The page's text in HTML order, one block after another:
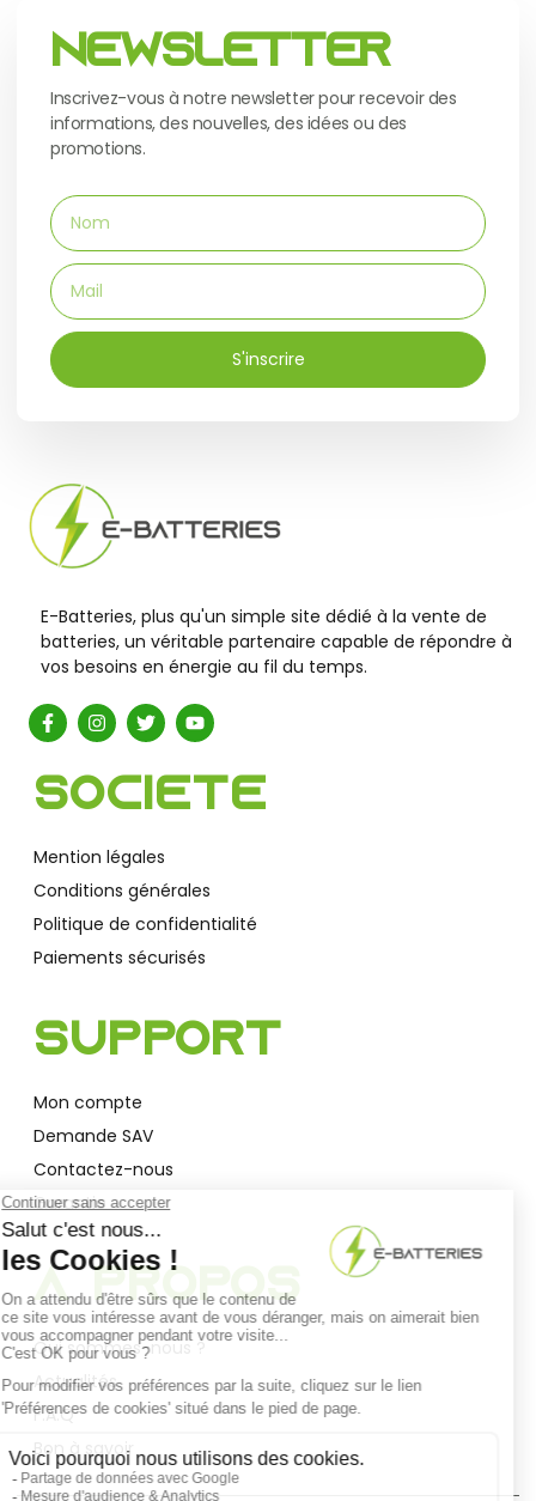
Newsletter
Inscrivez-vous à notre newsletter pour recevoir des
informations, des nouvelles, des idées ou des
promotions.
S'inscrire
E-Batteries, plus qu'un simple site dédié à la vente de
batteries, un véritable partenaire capable de répondre à
vos besoins en énergie au fil du temps.
Société
Mention légales
Conditions générales
Politique de confidentialité
Paiements sécurisés
Support
Mon compte
Demande SAV
Contactez-nous
Garantie
A Propos
Qui sommes-nous ?
Actualités
F.A.Q
Bon à savoir